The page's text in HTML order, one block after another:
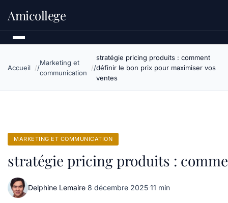
Amicollege
Accueil
Marketing et
communication
stratégie pricing produits : comment
définir le bon prix pour maximiser vos
ventes
MARKETING ET COMMUNICATION
stratégie pricing produits :
Delphine Lemaire·8 décembre 2025·11 min